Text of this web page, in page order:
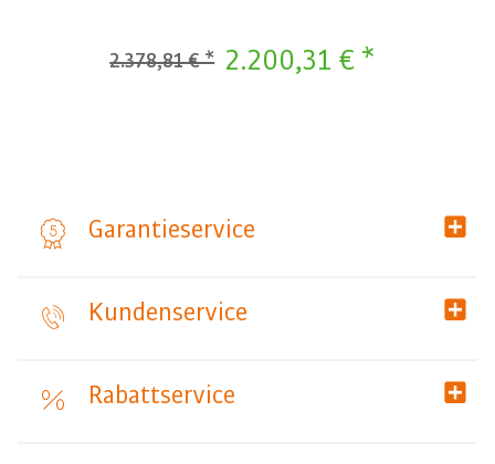
2.200,31 € *
2.378,81 € *
Garantieservice
Kundenservice
Rabattservice